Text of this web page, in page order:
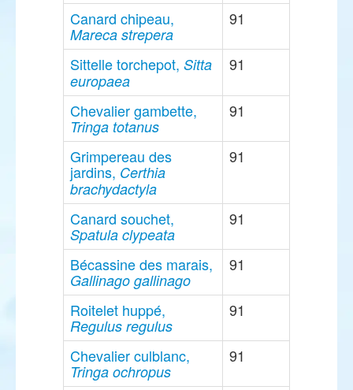
Canard chipeau,
Mareca strepera
91
Sittelle torchepot, Sitta
europaea
91
Chevalier gambette,
Tringa totanus
91
Grimpereau des
jardins, Certhia
brachydactyla
91
Canard souchet,
Spatula clypeata
91
Bécassine des marais,
Gallinago gallinago
91
Roitelet huppé,
Regulus regulus
91
Chevalier culblanc,
Tringa ochropus
91